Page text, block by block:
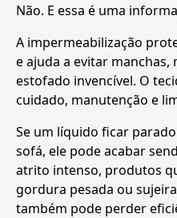
Não. E essa é uma
A impermeabilização
e ajuda a evitar manchas,
estofado invencível. O
cuidado, manutenção e
Se um líquido ficar
sofá, ele pode acabar
atrito intenso, produtos
gordura pesada ou
também pode perder